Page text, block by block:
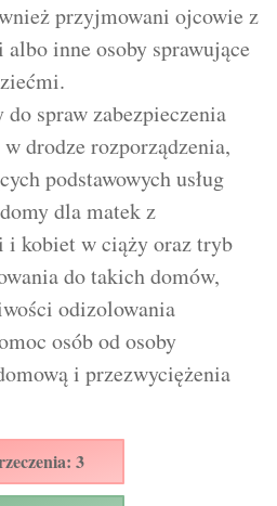
przyjmowani ojcowie z
inne osoby sprawujące
spraw zabezpieczenia
drodze rozporządzenia,
podstawowych usług
dla matek z
i kobiet w ciąży oraz tryb
do takich domów,
odizolowania
osób od osoby
i przezwyciężenia
3